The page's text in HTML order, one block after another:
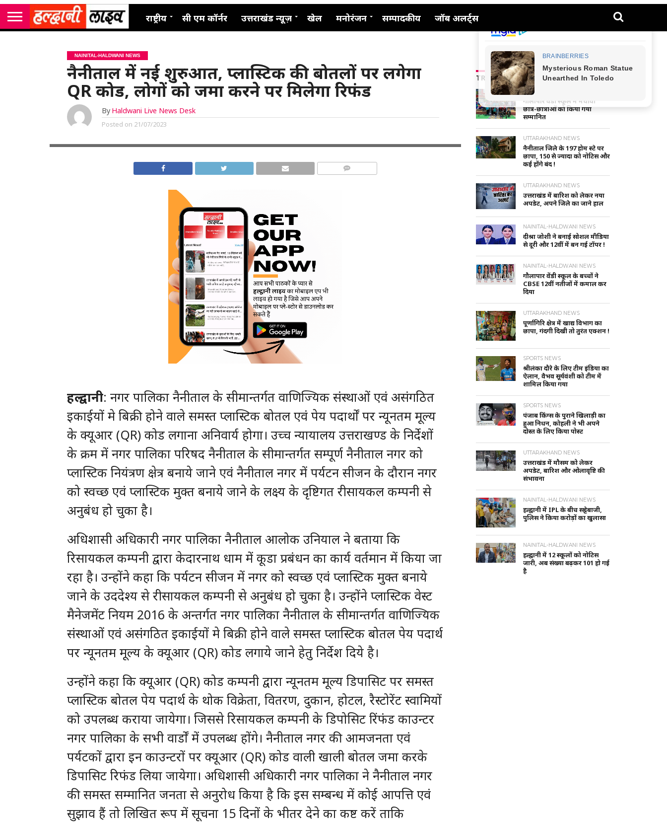
राष्ट्रीय सी एम कॉर्नर उत्तराखंड न्यूज़ खेल मनोरंजन सम्पादकीय जॉब अलर्ट्स
NAINITAL-HALDWANI NEWS
नैनीताल में नई शुरुआत, प्लास्टिक की बोतलों पर लगेगा
QR कोड, लोगों को जमा करने पर मिलेगा रिफंड
By Haldwani Live News Desk
Posted on 21/07/2023
हल्द्वानी: नगर पालिका नैनीताल के सीमान्तर्गत वाणिज्यिक संस्थाओं एवं असंगठित
इकाईयों मे बिक्री होने वाले समस्त प्लास्टिक बोतल एवं पेय पदार्थों पर न्यूनतम मूल्य
के क्यूआर (QR) कोड लगाना अनिवार्य होगा। उच्च न्यायालय उत्तराखण्ड के निर्देशों
के क्रम में नगर पालिका परिषद नैनीताल के सीमान्तर्गत सम्पूर्ण नैनीताल नगर को
प्लास्टिक नियंत्रण क्षेत्र बनाये जाने एवं नैनीताल नगर में पर्यटन सीजन के दौरान नगर
को स्वच्छ एवं प्लास्टिक मुक्त बनाये जाने के लक्ष्य के दृष्टिगत रीसायकल कम्पनी से
अनुबंध हो चुका है।
अधिशासी अधिकारी नगर पालिका नैनीताल आलोक उनियाल ने बताया कि
रिसायकल कम्पनी द्वारा केदारनाथ धाम में कूडा प्रबंधन का कार्य वर्तमान में किया जा
रहा है। उन्होंने कहा कि पर्यटन सीजन में नगर को स्वच्छ एवं प्लास्टिक मुक्त बनाये
जाने के उददेश्य से रीसायकल कम्पनी से अनुबंध हो चुका है। उन्होंने प्लास्टिक वेस्ट
मैनेजमेंट नियम 2016 के अन्तर्गत नगर पालिका नैनीताल के सीमान्तर्गत वाणिज्यिक
संस्थाओं एवं असंगठित इकाईयों मे बिक्री होने वाले समस्त प्लास्टिक बोतल पेय पदार्थ
पर न्यूनतम मूल्य के क्यूआर (QR) कोड लगाये जाने हेतु निर्देश दिये है।
उन्होंने कहा कि क्यूआर (QR) कोड कम्पनी द्वारा न्यूनतम मूल्य डिपासिट पर समस्त
प्लास्टिक बोतल पेय पदार्थ के थोक विक्रेता, वितरण, दुकान, होटल, रैस्टोरेंट स्वामियों
को उपलब्ध कराया जायेगा। जिससे रिसायकल कम्पनी के डिपोसिट रिंफंड काउन्टर
नगर पालिका के सभी वार्डाें में उपलब्ध होंगे। नैनीताल नगर की आमजनता एवं
पर्यटकों द्वारा इन काउन्टरों पर क्यूआर (QR) कोड वाली खाली बोतल जमा करके
डिपासिट रिफंड लिया जायेगा। अधिशासी अधिकारी नगर पालिका ने नैनीताल नगर
की समस्त सम्मानित जनता से अनुरोध किया है कि इस सम्बन्ध में कोई आपत्ति एवं
सुझाव हैं तो लिखित रूप में सूचना 15 दिनों के भीतर देने का कष्ट करें ताकि
TRENDING NEWS
NAINITAL-HALDWANI NEWS
गौलापार वैंडी स्कूल में मेधावी
छात्र-छात्राओं को किया गया
सम्मानित
UTTARAKHAND NEWS
नैनीताल जिले के 197 होम स्टे पर
छापा, 150 से ज्यादा को नोटिस और
कई होंगे बंद !
UTTARAKHAND NEWS
उत्तराखंड में बारिश को लेकर नया
अपडेट, अपने जिले का जाने हाल
NAINITAL-HALDWANI NEWS
दीश्रा जोशी ने बनाई सोशल मीडिया
से दूरी और 12वीं में बन गई टॉपर !
NAINITAL-HALDWANI NEWS
गौलापार वेंडी स्कूल के बच्चों ने
CBSE 12वीं नतीजों में कमाल कर
दिया
UTTARAKHAND NEWS
पूर्णागिरि क्षेत्र में खाद्य विभाग का
छापा, गंदगी दिखी तो तुरंत एक्शन !
SPORTS NEWS
श्रीलंका दौरे के लिए टीम इंडिया का
ऐलान, वैभव सूर्यवंशी को टीम में
शामिल किया गया
SPORTS NEWS
पंजाब किंग्स के पुराने खिलाड़ी का
हुआ निधन, कोहली ने भी अपने
दोस्त के लिए किया पोस्ट
UTTARAKHAND NEWS
उत्तराखंड में मौसम को लेकर
अपडेट, बारिश और ओलावृष्टि की
संभावना
NAINITAL-HALDWANI NEWS
हल्द्वानी में IPL के बीच सट्टेबाजी,
पुलिस ने किया करोड़ों का खुलासा
NAINITAL-HALDWANI NEWS
हल्द्वानी में 12 स्कूलों को नोटिस
जारी, अब संख्या बढ़कर 101 हो गई
है